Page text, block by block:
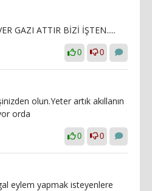
GAZI ATTIR BİZİ İŞTEN.....
0 0
olun.Yeter artık akıllanın
orda
0 0
eylem yapmak isteyenlere